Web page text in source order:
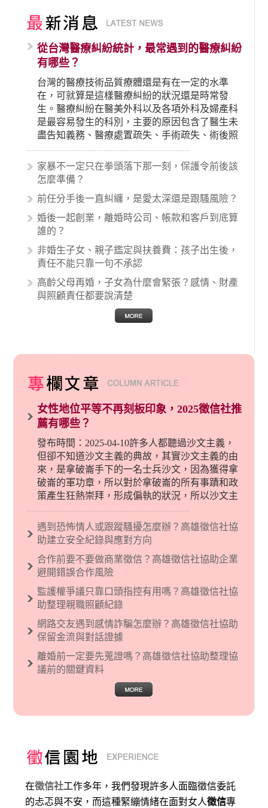
從台灣醫療糾紛統計，最常遇到的醫療糾紛
有哪些？
台灣的醫療技術品質療體還是有在一定的水準
在，可就算是這樣醫療糾紛的狀況還是時常發
生。醫療糾紛在醫美外科以及各項外科及婦產科
是最容易發生的科別，主要的原因包含了醫生未
盡告知義務、醫療處置疏失、手術疏失、術後照
顧失當、醫療費用的收取。雖然醫學進步，但醫
生與病患之間引起的糾紛還是經常發生。很多案
例中最後都走向訴訟流程，我們如果不幸遇到相
的內容其實非常多，有些案例…
家暴不一定只在拳頭落下那一刻，保護令前後該
怎麼準備？
前任分手後一直糾纏，是愛太深還是跟騷風險？
婚後一起創業，離婚時公司、帳款和客戶到底算
誰的？
非婚生子女、親子鑑定與扶養費：孩子出生後，
責任不能只靠一句不承認
高齡父母再婚，子女為什麼會緊張？感情、財產
與照顧責任都要說清楚
女性地位平等不再刻板印象，2025徵信社推
薦有哪些？
發布時間：2025-04-10許多人都聽過沙文主義，
但卻不知道沙文主義的典故，其實沙文主義的由
來，是拿破崙手下的一名士兵沙文，因為獲得拿
破崙的軍功章，所以對於拿破崙的所有事蹟和政
策產生狂熱崇拜，形成偏執的狀況，所以沙文主
義後來就被拿來暗指偏見和歧視，而且有沙文主
義傾向的人，通常對於自己的國家和民族有超強
烈的卓越感，因而瞧不起其他國家的人，所以沙
現了男性沙文…
遇到恐怖情人或跟蹤騷擾怎麼辦？高雄徵信社協
助建立安全紀錄與應對方向
合作前要不要做商業徵信？高雄徵信社協助企業
避開錯誤合作風險
監護權爭議只靠口頭指控有用嗎？高雄徵信社協
助整理親職照顧紀錄
網路交友遇到感情詐騙怎麼辦？高雄徵信社協助
保留金流與對話證據
離婚前一定要先蒐證嗎？高雄徵信社協助整理協
議前的關鍵資料
在徵信社工作多年，我們發現許多人面臨徵信委託
的忐忑與不安，而這種緊繃情緒在面對女人徵信專